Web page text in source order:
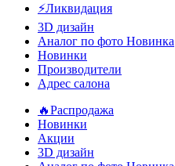
⚡️Ликвидация
3D дизайн
Аналог по фото Новинка
Новинки
Производители
Адрес салона
🔥Распродажа
Новинки
Акции
3D дизайн